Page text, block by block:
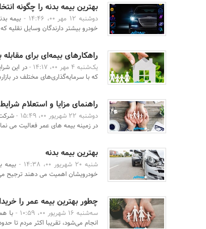
بهترین بیمه بدنه را چگونه
دوشنبه 12 مهر 00، 14:46 -
بیمه
خودرو بیشتر دارندگان وسایل نقلیه
راهکارهای بیمه‌‌ای برای
یک‌شنبه 4 مهر 00، 14:17 -
در این
که با سرمایه‌گذاری‌های مختلف در
راهنمای مزایا و استعلام
دوشنبه 22 شهریور 00، 15:49 -
در زمینه بیمه های عمر فعالیت می
بهترین بیمه بدنه
شنبه 20 شهریور 00، 14:38 -
بیمه
خودرویشان اهمیت می دهند ترجیح
چطور بهترین بیمه عمر را
سه‌شنبه 16 شهریور 00، 10:59 -
با
انجام می‌شود، تقریبا اکثر مردم تا